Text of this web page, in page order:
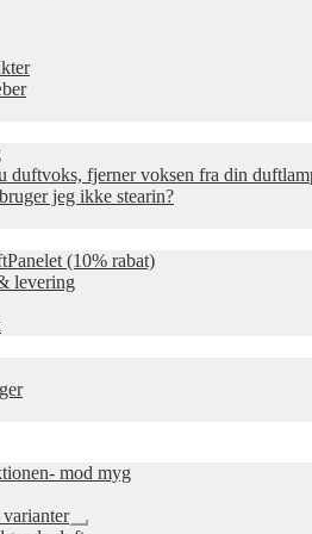
duftvoks, fjerner voksen fra din
jeg ikke stearin?
(10% rabat)
levering
mod myg
Udfold